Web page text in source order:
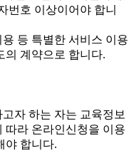
번호 이상이어야 합니
등 특별한 서비스 이용
의 계약으로 합니다.
자 하는 자는 교육정보
따라 온라인신청을 이용
야 합니다.